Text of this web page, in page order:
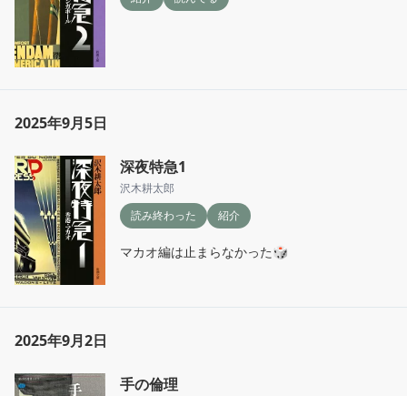
2025年9月5日
深夜特急1
沢木耕太郎
読み終わった
紹介
マカオ編は止まらなかった🎲
2025年9月2日
手の倫理